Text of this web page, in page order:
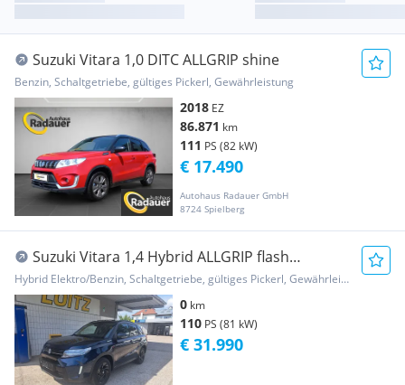
Suzuki Vitara 1,0 DITC ALLGRIP shine
Benzin, Schaltgetriebe, gültiges Pickerl, Gewährleistung
2018 EZ
86.871 km
111 PS (82 kW)
Autohaus Radauer GmbH
8724 Spielberg
€ 17.490
Suzuki Vitara 1,4 Hybrid ALLGRIP flash
"Sondermodell"
Hybrid Elektro/Benzin, Schaltgetriebe, gültiges Pickerl, Gewährleistung
0 km
110 PS (81 kW)
€ 31.990